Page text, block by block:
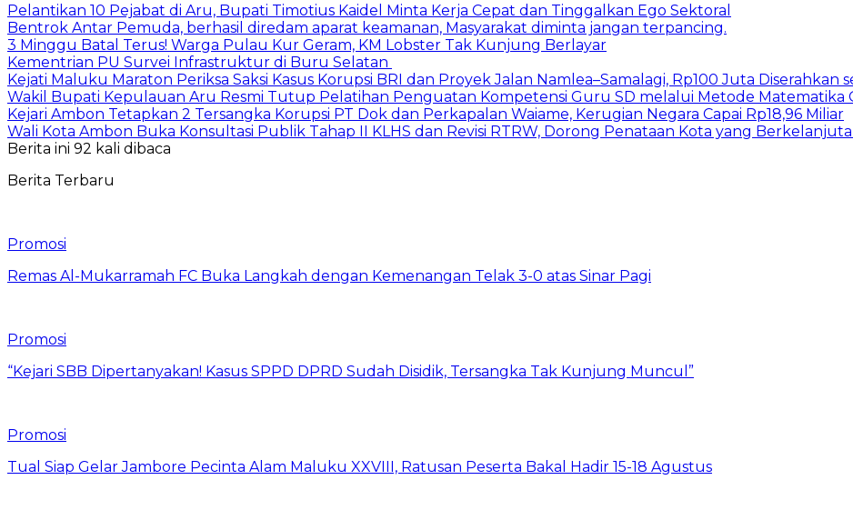
Pelantikan 10 Pejabat di Aru, Bupati Timotius Kaidel Minta Kerja Cepat dan Tinggalkan Ego Sektoral
Bentrok Antar Pemuda, berhasil diredam aparat keamanan, Masyarakat diminta jangan terpancing.
3 Minggu Batal Terus! Warga Pulau Kur Geram, KM Lobster Tak Kunjung Berlayar
Kementrian PU Survei Infrastruktur di Buru Selatan
Kejati Maluku Maraton Periksa Saksi Kasus Korupsi BRI dan Proyek Jalan Namlea–Samalagi, Rp100 Juta Diserahkan
Wakil Bupati Kepulauan Aru Resmi Tutup Pelatihan Penguatan Kompetensi Guru SD melalui Metode Matematika
Kejari Ambon Tetapkan 2 Tersangka Korupsi PT Dok dan Perkapalan Waiame, Kerugian Negara Capai Rp18,96 Miliar
Wali Kota Ambon Buka Konsultasi Publik Tahap II KLHS dan Revisi RTRW, Dorong Penataan Kota yang
Berita ini 92 kali dibaca
Berita Terbaru
Promosi
Remas Al-Mukarramah FC Buka Langkah dengan Kemenangan Telak 3-0 atas Sinar Pagi
Promosi
“Kejari SBB Dipertanyakan! Kasus SPPD DPRD Sudah Disidik, Tersangka Tak Kunjung Muncul”
Promosi
Tual Siap Gelar Jambore Pecinta Alam Maluku XXVIII, Ratusan Peserta Bakal Hadir 15-18 Agustus